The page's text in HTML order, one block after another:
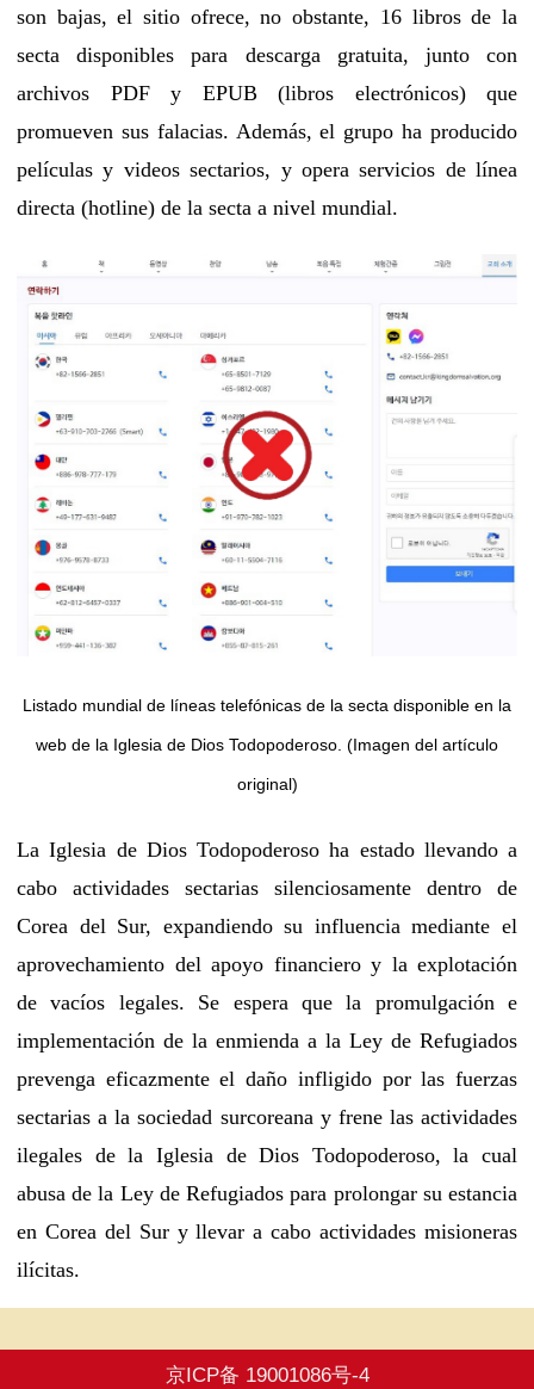
son bajas, el sitio ofrece, no obstante, 16 libros de la
secta disponibles para descarga gratuita, junto con
archivos PDF y EPUB (libros electrónicos) que
promueven sus falacias. Además, el grupo ha producido
películas y videos sectarios, y opera servicios de línea
directa (hotline) de la secta a nivel mundial.
Listado mundial de líneas telefónicas de la secta disponible en la
web de la Iglesia de Dios Todopoderoso. (Imagen del artículo
original)
La Iglesia de Dios Todopoderoso ha estado llevando a
cabo actividades sectarias silenciosamente dentro de
Corea del Sur, expandiendo su influencia mediante el
aprovechamiento del apoyo financiero y la explotación
de vacíos legales. Se espera que la promulgación e
implementación de la enmienda a la Ley de Refugiados
prevenga eficazmente el daño infligido por las fuerzas
sectarias a la sociedad surcoreana y frene las actividades
ilegales de la Iglesia de Dios Todopoderoso, la cual
abusa de la Ley de Refugiados para prolongar su estancia
en Corea del Sur y llevar a cabo actividades misioneras
ilícitas.
京ICP备 19001086号-4